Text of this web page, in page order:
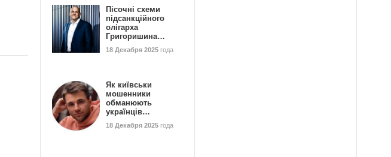
Пісочні схеми
підсанкційного
олігарха
Григоришина…
18 Декабря 2025 года
Як київськи
мошенники
обманюють
українців…
18 Декабря 2025 года